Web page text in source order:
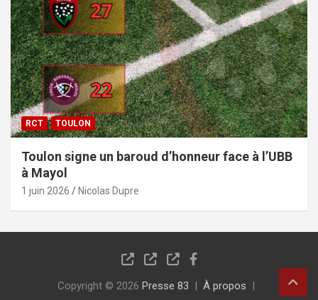
RCT TOULON
Toulon signe un baroud d’honneur face à l’UBB
à Mayol
1 juin 2026 Nicolas Dupre
Copyright © 2026 Presse 83
À propos